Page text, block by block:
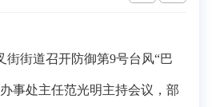
街道召开防御第9号台风“巴
事处主任范光明主持会议，部